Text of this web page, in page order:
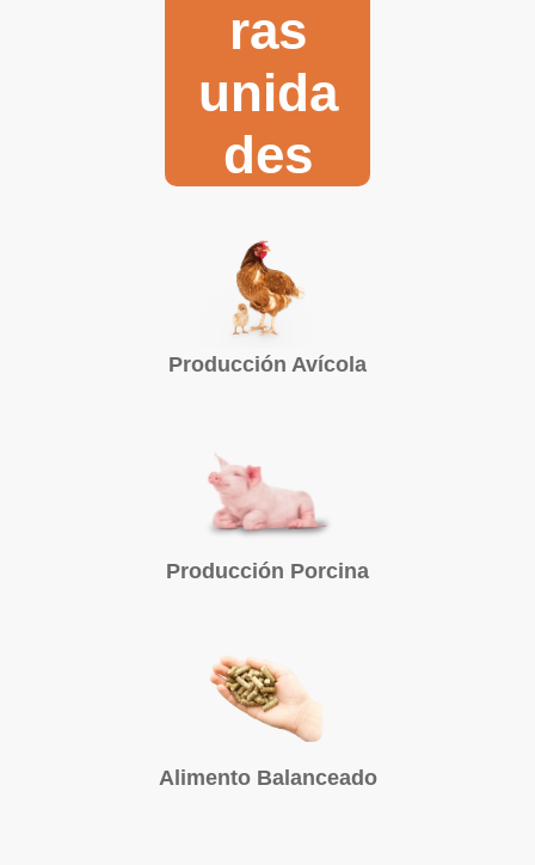
ras
unida
des
Producción Avícola
Producción Porcina
Alimento Balanceado